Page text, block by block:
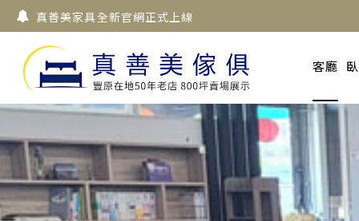
真善美家具全新官網正式上線
客廳